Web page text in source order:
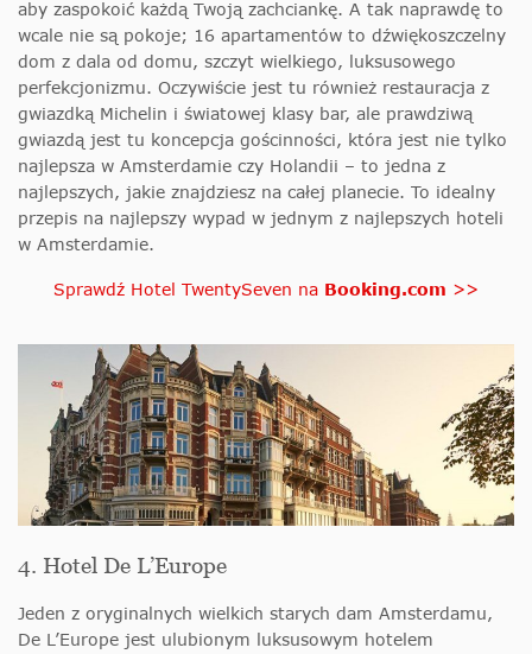
aby zaspokoić każdą Twoją zachciankę. A tak naprawdę to
wcale nie są pokoje; 16 apartamentów to dźwiękoszczelny
dom z dala od domu, szczyt wielkiego, luksusowego
perfekcjonizmu. Oczywiście jest tu również restauracja z
gwiazdką Michelin i światowej klasy bar, ale prawdziwą
gwiazdą jest tu koncepcja gościnności, która jest nie tylko
najlepsza w Amsterdamie czy Holandii – to jedna z
najlepszych, jakie znajdziesz na całej planecie. To idealny
przepis na najlepszy wypad w jednym z najlepszych hoteli
w Amsterdamie.
Sprawdź Hotel TwentySeven na Booking.com >>
4. Hotel De L’Europe
Jeden z oryginalnych wielkich starych dam Amsterdamu,
De L’Europe jest ulubionym luksusowym hotelem